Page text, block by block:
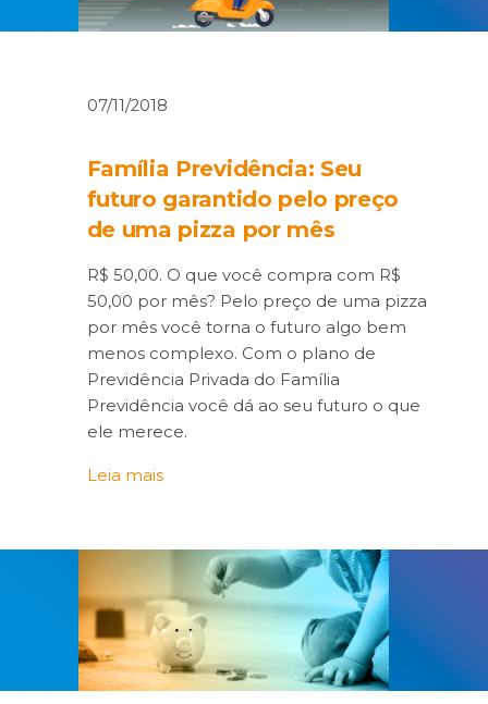
07/11/2018
Família Previdência: Seu
futuro garantido pelo preço
de uma pizza por mês
R$ 50,00. O que você compra com R$
50,00 por mês? Pelo preço de uma pizza
por mês você torna o futuro algo bem
menos complexo. Com o plano de
Previdência Privada do Família
Previdência você dá ao seu futuro o que
ele merece.
Leia mais